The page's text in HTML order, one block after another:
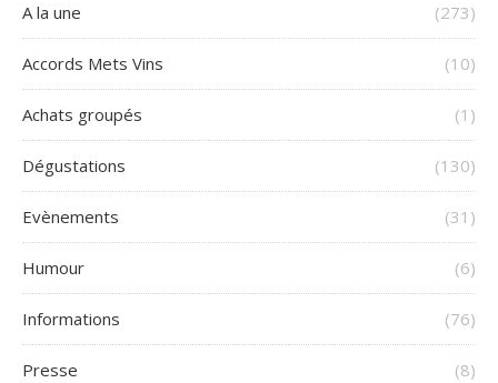
A la une (273)
Accords Mets Vins (10)
Achats groupés (1)
Dégustations (130)
Evènements (31)
Humour (6)
Informations (76)
Presse (8)